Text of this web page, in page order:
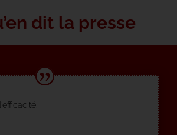
dit la presse